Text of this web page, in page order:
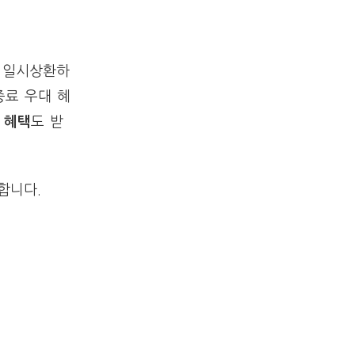
시상환하
료 우대 혜
혜택도 받
니다.